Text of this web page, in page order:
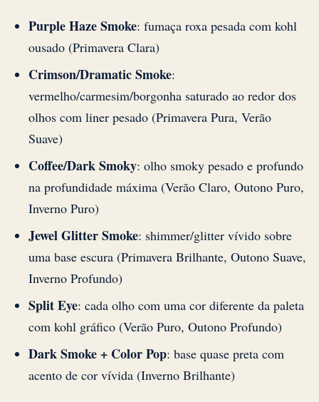
Purple Haze Smoke: fumaça roxa pesada com kohl
ousado (Primavera Clara)
Crimson/Dramatic Smoke:
vermelho/carmesim/borgonha saturado ao redor dos
olhos com liner pesado (Primavera Pura, Verão
Suave)
Coffee/Dark Smoky: olho smoky pesado e profundo
na profundidade máxima (Verão Claro, Outono Puro,
Inverno Puro)
Jewel Glitter Smoke: shimmer/glitter vívido sobre
uma base escura (Primavera Brilhante, Outono Suave,
Inverno Profundo)
Split Eye: cada olho com uma cor diferente da paleta
com kohl gráfico (Verão Puro, Outono Profundo)
Dark Smoke + Color Pop: base quase preta com
acento de cor vívida (Inverno Brilhante)